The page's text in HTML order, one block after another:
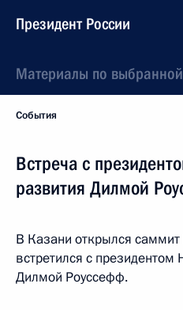
Президент России
Материалы по
События
Встреча с
развития Дилмой
В Казани открылся
встретился с президентом
Дилмой Роуссефф.